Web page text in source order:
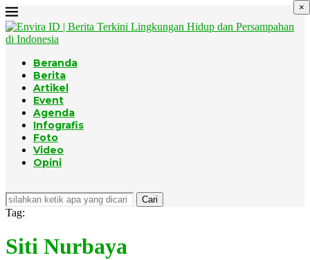
Beranda
Berita
Artikel
Event
Agenda
Infografis
Foto
Video
Opini
Cari
Tag:
Siti Nurbaya
×